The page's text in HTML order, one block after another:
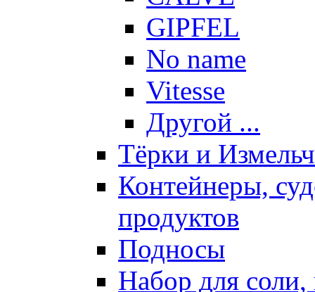
GIPFEL
No name
Vitesse
Другой ...
Тёрки и
Контейнеры,
продуктов
Подносы
Набор для соли,